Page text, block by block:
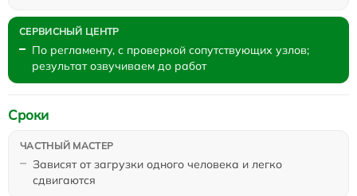
По регламенту, с проверкой сопутствующих узлов;
результат озвучиваем до работ
Зависят от загрузки одного человека и легко
сдвигаются
Сроки